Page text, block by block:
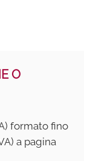
O
formato fino
a pagina